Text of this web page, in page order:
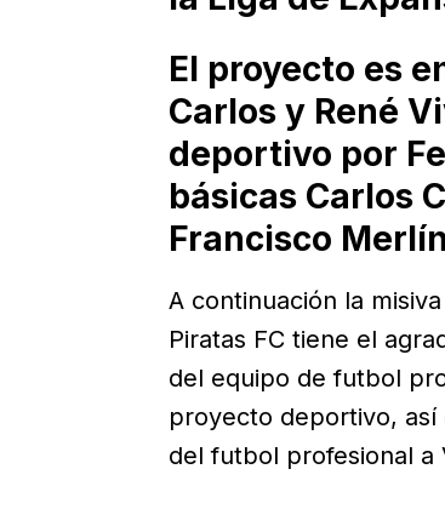
El proyecto es
Carlos y René
deportivo por
básicas Carlos
Francisco
A continuación la
Piratas FCtiene el
del equipo de futbol
proyecto deportivo,
del futbol profesional a